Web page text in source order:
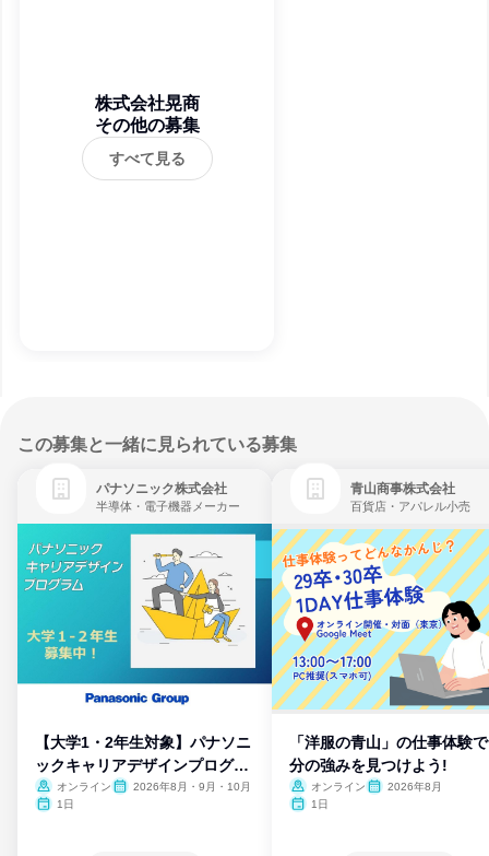
株式会社晃商
その他の募集
すべて見る
この募集と一緒に見られている募集
パナソニック株式会社
半導体・電子機器メーカー
【大学1・2年生対象】パナソニ
ックキャリアデザインプログラ
ム
オンライン
2026年8月・9月・10月
1日
青山商事株式会社
百貨店・アパレル小売
「洋服の青山」の仕事体験
分の強みを見つけよう!
オンライン
2026年8月
1日